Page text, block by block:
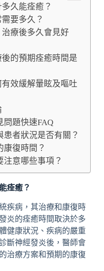
久能痊癒？
要多久？
療後多久會見好
的預期痊癒時間是
效緩解暈眩及嘔吐
問題快速FAQ
者狀況是否有關？
康復時間？
注意哪些事項？
痊癒？
疾病，其治療和康復時
炎的痊癒時間取決於多
健康狀況、疾病的嚴重
斷神經發炎後，醫師會
治療方案和預期的康復